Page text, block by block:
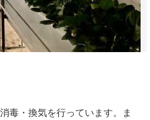
毒・換気を行っています。ま